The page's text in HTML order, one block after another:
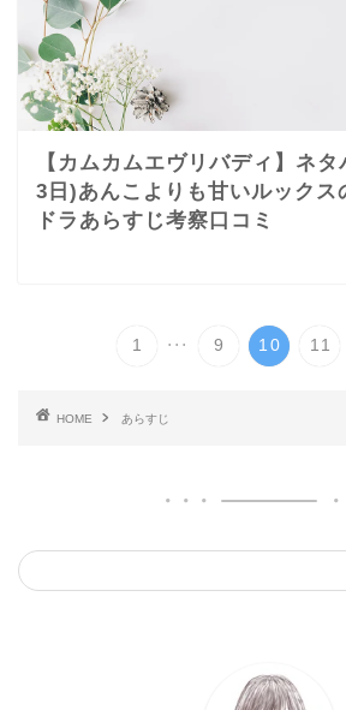
【カムカムエヴリバディ】ネタ
3日)あんこよりも甘いルックス
ドラあらすじ考察口コミ
1 ... 9 10 11
HOME あらすじ